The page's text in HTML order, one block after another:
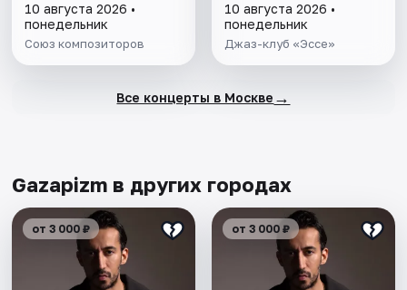
10 августа 2026 •
понедельник
Союз композиторов
10 августа 2026 •
понедельник
Джаз-клуб «Эссе»
Все концерты в Москве →
Gazapizm в других городах
от 3 000 ₽ от 3 000 ₽